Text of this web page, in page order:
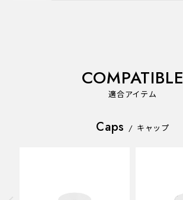
COMPATIBLE
適合アイテム
Caps / キャップ